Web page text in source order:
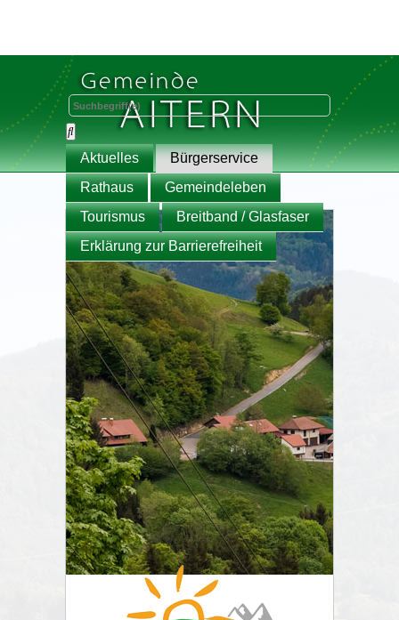
Aktuelles
Bürgerservice
Rathaus
Gemeindeleben
Tourismus
Breitband / Glasfaser
Erklärung zur Barrierefreiheit